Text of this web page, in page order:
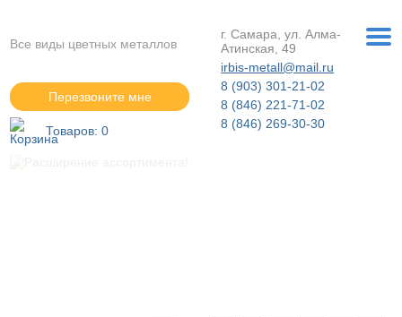
Все виды цветных металлов
г. Самара, ул. Алма-
Атинская, 49
irbis-metall@mail.ru
8 (903) 301-21-02
8 (846) 221-71-02
8 (846) 269-30-30
Перезвоните мне
Товаров:0